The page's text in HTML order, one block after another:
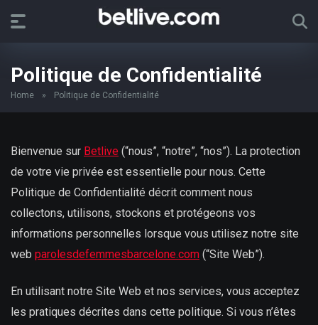
Politique de Confidentialité
Home » Politique de Confidentialité
Bienvenue sur Betlive (“nous”, “notre”, “nos”). La protection
de votre vie privée est essentielle pour nous. Cette
Politique de Confidentialité décrit comment nous
collectons, utilisons, stockons et protégeons vos
informations personnelles lorsque vous utilisez notre site
web parolesdefemmesbarcelone.com (“Site Web”).
En utilisant notre Site Web et nos services, vous acceptez
les pratiques décrites dans cette politique. Si vous n’êtes